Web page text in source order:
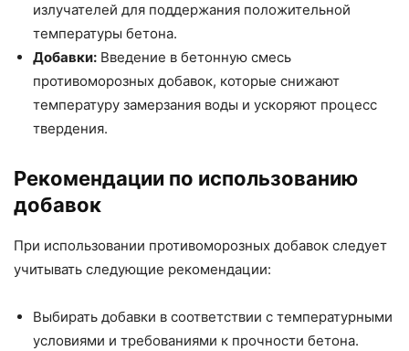
излучателей для поддержания положительной
температуры бетона.
Добавки: Введение в бетонную смесь
противоморозных добавок, которые снижают
температуру замерзания воды и ускоряют процесс
твердения.
Рекомендации по использованию
добавок
При использовании противоморозных добавок следует
учитывать следующие рекомендации:
Выбирать добавки в соответствии с температурными
условиями и требованиями к прочности бетона.